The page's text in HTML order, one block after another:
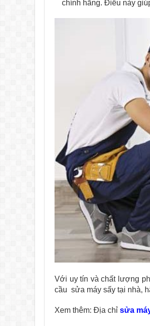
chính hãng. Điều này
Với uy tín và chất lượng
cầu sửa máy sấy tại nhà,
Xem thêm: Địa chỉ sửa